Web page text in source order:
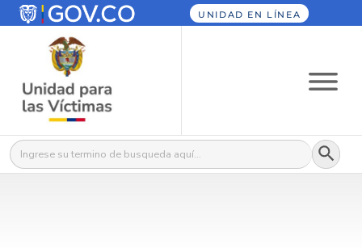
UNIDAD EN LÍNEA
Buscar: Botón